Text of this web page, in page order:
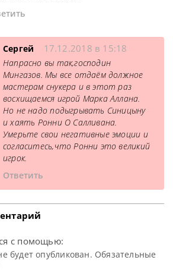
Сергей 17.12.2018 в 15:18
Напрасно вы так,господин
Мингазов. Мы все отдаём должное
мастерам снукера и в этот раз
восхищаемся игрой Марка Аллана.
Но не надо подыгрывать Синицыну
и хаять Ронни О Салливана.
Умерьте свои негативные эмоции и
согласитесь,что Ронни это великий
игрок.
Ответить
с помощью:
будет опубликован. Обязательные